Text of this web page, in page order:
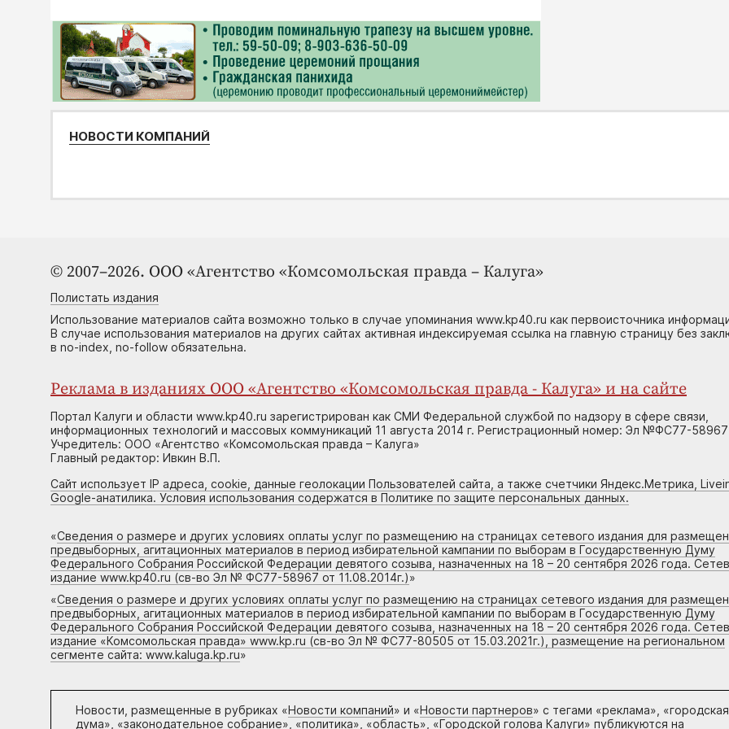
НОВОСТИ КОМПАНИЙ
© 2007–2026. ООО «Агентство «Комсомольская правда – Калуга»
Полистать издания
Использование материалов сайта возможно только в случае упоминания www.kp40.ru как первоисточника
В случае использования материалов на других сайтах активная индексируемая ссылка на главную страницу без
в no-index, no-follow обязательна.
Реклама в изданиях ООО «Агентство «Комсомольская правда - Калуга» и на сайте
Портал Калуги и области www.kp40.ru зарегистрирован как СМИ Федеральной службой по надзору в сфере связи,
информационных технологий и массовых коммуникаций 11 августа 2014 г. Регистрационный номер: Эл №ФС77-58967
Учредитель: ООО «Агентство «Комсомольская правда – Калуга»
Главный редактор: Ивкин В.П.
Сайт использует IP адреса, cookie, данные геолокации Пользователей сайта, а также счетчики Яндекс.Метрика,
Google-анатилика. Условия использования содержатся в Политике по защите персональных данных.
«Сведения о размере и других условиях оплаты услуг по размещению на страницах сетевого издания для
предвыборных, агитационных материалов в период избирательной кампании по выборам в Государственную Думу
Федерального Собрания Российской Федерации девятого созыва, назначенных на 18 – 20 сентября 2026 года.
издание www.kp40.ru (св-во Эл № ФС77-58967 от 11.08.2014г.)»
«Сведения о размере и других условиях оплаты услуг по размещению на страницах сетевого издания для
предвыборных, агитационных материалов в период избирательной кампании по выборам в Государственную Думу
Федерального Собрания Российской Федерации девятого созыва, назначенных на 18 – 20 сентября 2026 года.
издание «Комсомольская правда» www.kp.ru (св-во Эл № ФС77-80505 от 15.03.2021г.), размещение на региональном
сегменте сайта: www.kaluga.kp.ru»
Новости, размещенные в рубриках «Новости компаний» и «Новости партнеров» с тегами «реклама», «городская
дума», «законодательное собрание», «политика», «область», «Городской голова Калуги» публикуются на